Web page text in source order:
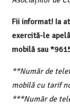
Fii informat! Ia
exercită-le
mobilă sau
**Număr de
mobilă cu tarif
***Număr de